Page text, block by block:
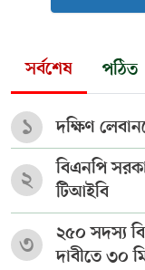
সর্বশেষ পঠিত
১ দক্ষিণ
২
বিএনপি
টিআইবি
৩
২৫০ সদস্য
দাবীতে ৩০